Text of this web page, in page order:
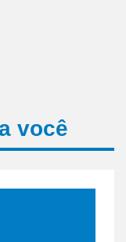
você